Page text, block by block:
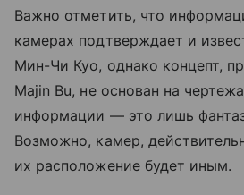
Важно отметить, что
камерах подтверждает и
Мин-Чи Куо, однако концепт,
Majin Bu, не основан на
информации — это лишь
Возможно, камер,
их расположение будет иным.